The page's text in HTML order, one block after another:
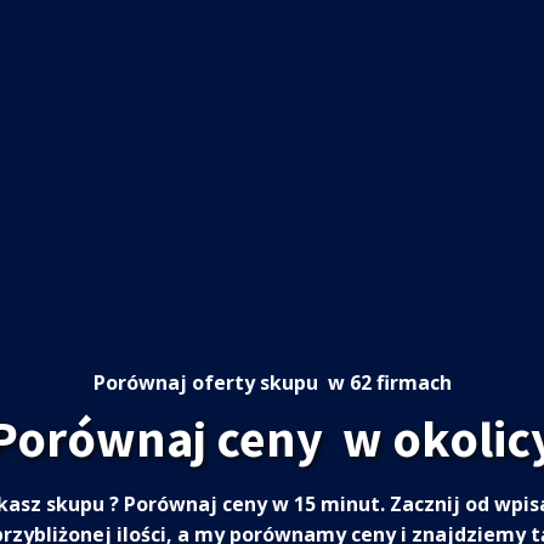
Porównaj oferty skupu w 62 firmach
ceny w
skupu ? Porównaj ceny w 15 minut. Zacznij od
ilości, a my porównamy ceny i znajdziemy